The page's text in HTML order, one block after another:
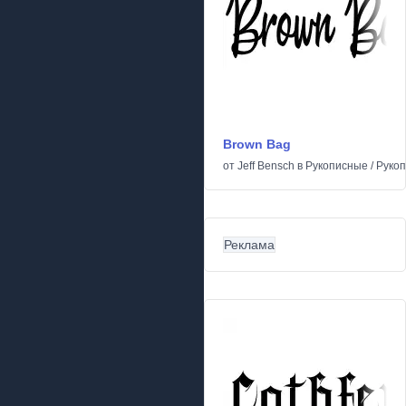
Brown Bag
от Jeff Bensch в Рукописные /
Реклама